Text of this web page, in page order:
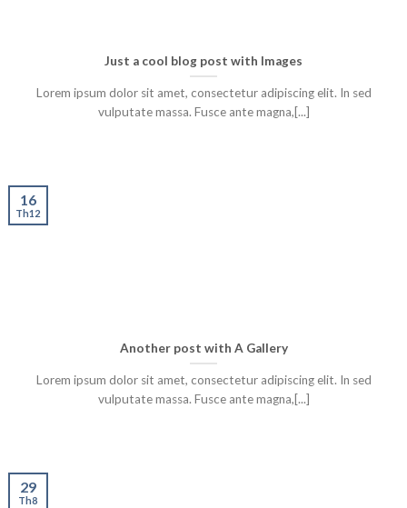
Just a cool blog post with Images
Lorem ipsum dolor sit amet, consectetur adipiscing elit. In sed
vulputate massa. Fusce ante magna,[...]
Another post with A Gallery
Lorem ipsum dolor sit amet, consectetur adipiscing elit. In sed
vulputate massa. Fusce ante magna,[...]
16
Th12
29
Th8